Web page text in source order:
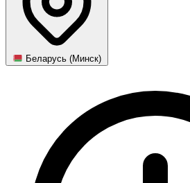
Беларусь (Минск)